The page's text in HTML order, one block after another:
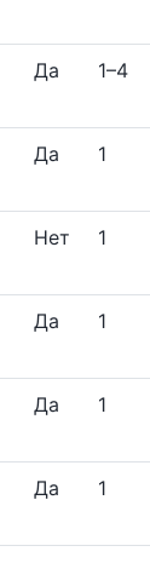
Да 1–4
Да 1
Нет 1
Да 1
Да 1
Да 1